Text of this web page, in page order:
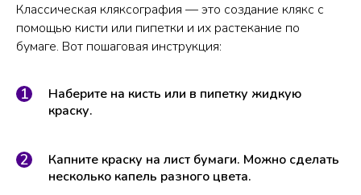
Классическая кляксография — это создание клякс с
помощью кисти или пипетки и их растекание по
бумаге. Вот пошаговая инструкция:
Наберите на кисть или в пипетку жидкую
краску.
Капните краску на лист бумаги. Можно сделать
несколько капель разного цвета.